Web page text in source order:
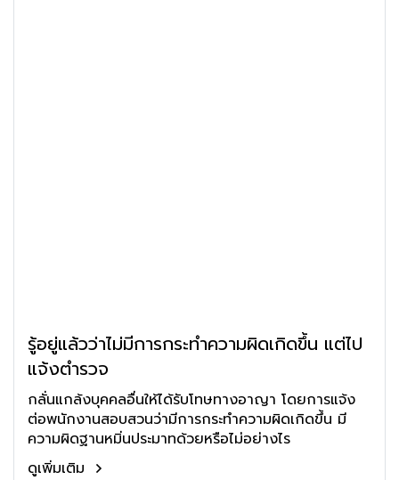
รู้อยู่แล้วว่าไม่มีการกระทำความผิดเกิดขึ้น แต่ไป
แจ้งตำรวจ
กลั่นแกล้งบุคคลอื่นให้ได้รับโทษทางอาญา โดยการแจ้ง
ต่อพนักงานสอบสวนว่ามีการกระทำความผิดเกิดขึ้น มี
ความผิดฐานหมิ่นประมาทด้วยหรือไม่อย่างไร
ดูเพิ่มเติม